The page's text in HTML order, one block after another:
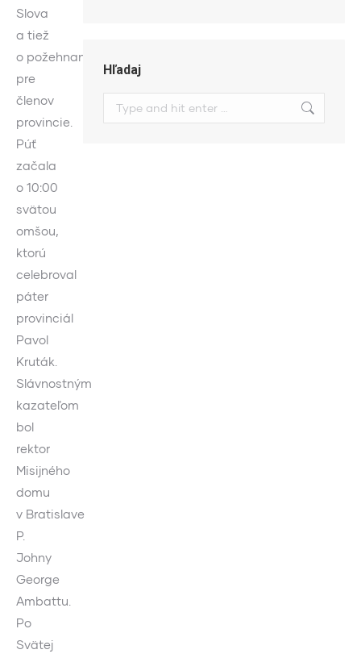
Slova
a tiež
o požehnanie
pre
členov
provincie.
Púť
začala
o 10:00
svätou
omšou,
ktorú
celebroval
páter
provinciál
Pavol
Kruták.
Slávnostným
kazateľom
bol
rektor
Misijného
domu
v Bratislave
P.
Johny
George
Ambattu.
Po
Svätej
Hľadaj
Search: